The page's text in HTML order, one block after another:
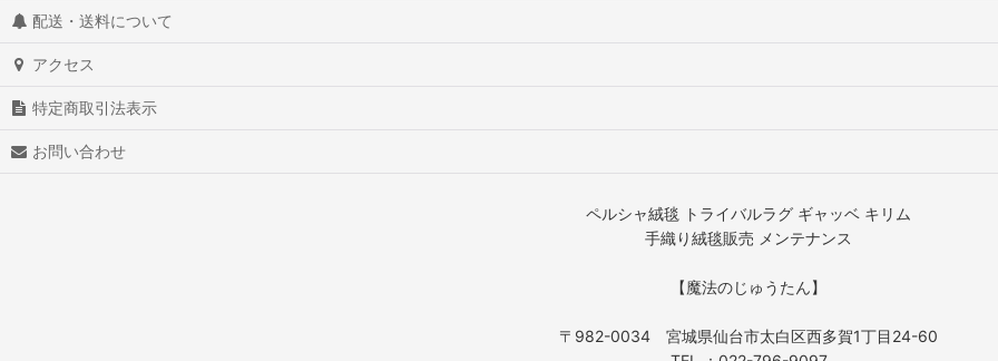
配送・送料について
アクセス
特定商取引法表示
お問い合わせ
ペルシャ絨毯 トライバルラグ ギャッベ キリム
手織り絨毯販売 メンテナンス
【魔法のじゅうたん】
〒982-0034 宮城県仙台市太白区西多賀1丁目24-60